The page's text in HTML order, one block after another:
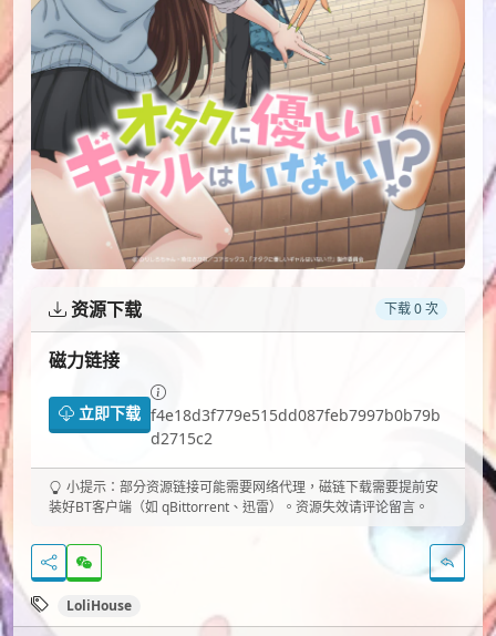
资源下载 下载 0 次
磁力链接
立即下载 f4e18d3f779e515dd087feb7997b0b79b
d2715c2
小提示：部分资源链接可能需要网络代理，磁链下载需要提前安
装好BT客户端（如 qBittorrent、迅雷）。资源失效请评论留言。
LoliHouse